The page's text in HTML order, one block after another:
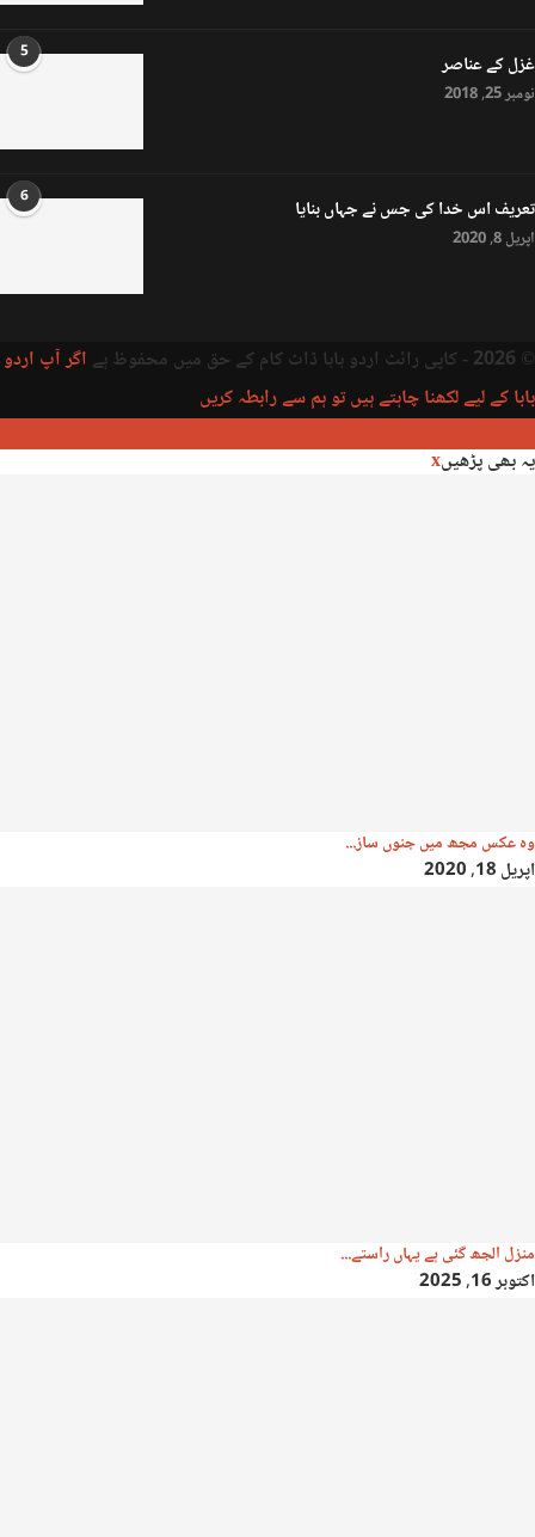
5 غزل کے عناصر
نومبر 25, 2018
6 تعریف اس خدا کی جس نے جہاں بنایا
اپریل 8, 2020
© 2026 - کاپی رائٹ اردو بابا ڈاٹ کام کے حق میں محفوظ ہے
اگر آپ اردو
بابا کے لیے لکھنا چاہتے ہیں تو ہم سے رابطہ کریں
یہ بھی پڑھیںx
وہ عکس مجھ میں جنوں ساز...
اپریل 18, 2020
منزل الجھ گئی ہے یہاں راستے...
اکتوبر 16, 2025